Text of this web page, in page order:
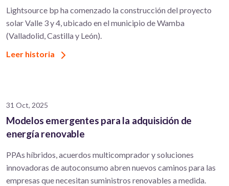
Lightsource bp ha comenzado la construcción del proyecto
solar Valle 3 y 4, ubicado en el municipio de Wamba
(Valladolid, Castilla y León).
Leer historia
31 Oct, 2025
Modelos emergentes para la adquisición de
energía renovable
PPAs híbridos, acuerdos multicomprador y soluciones
innovadoras de autoconsumo abren nuevos caminos para las
empresas que necesitan suministros renovables a medida.